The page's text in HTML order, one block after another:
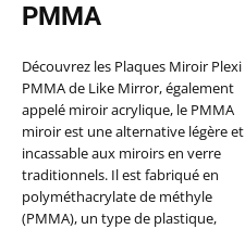
PMMA
Découvrez les Plaques Miroir Plexi
PMMA de Like Mirror, également
appelé miroir acrylique, le PMMA
miroir est une alternative légère et
incassable aux miroirs en verre
traditionnels. Il est fabriqué en
polyméthacrylate de méthyle
(PMMA), un type de plastique,